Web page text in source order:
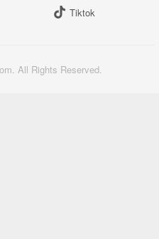
Tiktok
All Rights Reserved.